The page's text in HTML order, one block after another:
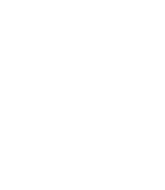
수 어플 5가지.